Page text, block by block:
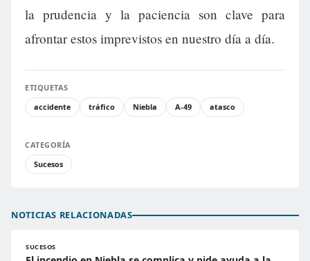
la prudencia y la paciencia son clave para
afrontar estos imprevistos en nuestro día a día.
ETIQUETAS
accidente
tráfico Niebla A-49 atasco
CATEGORÍA
Sucesos
NOTICIAS RELACIONADAS
SUCESOS